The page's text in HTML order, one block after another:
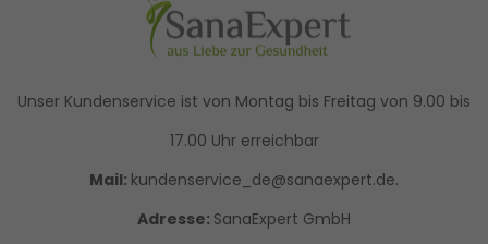
Unser Kundenservice ist von Montag bis Freitag von 9.00 bis
17.00 Uhr erreichbar
Mail: kundenservice_de@sanaexpert.de.
Adresse: SanaExpert GmbH